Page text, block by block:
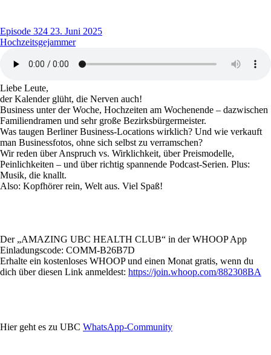
Episode 324 23. Juni 2025
Hochzeitsgejammer
Liebe Leute,
der Kalender glüht, die Nerven auch!
Business unter der Woche, Hochzeiten am Wochenende – dazwischen
Familiendramen und sehr große Bezirksbürgermeister.
Was taugen Berliner Business-Locations wirklich? Und wie verkauft
man Businessfotos, ohne sich selbst zu verramschen?
Wir reden über Anspruch vs. Wirklichkeit, über Preismodelle,
Peinlichkeiten – und über richtig spannende Podcast-Serien. Plus:
Musik, die knallt.
Also: Kopfhörer rein, Welt aus. Viel Spaß!
Der „AMAZING UBC HEALTH CLUB“ in der WHOOP App
Einladungscode: COMM-B26B7D
Erhalte ein kostenloses WHOOP und einen Monat gratis, wenn du
dich über diesen Link anmeldest: https://join.whoop.com/882308BA
Hier geht es zu UBC WhatsApp-Community